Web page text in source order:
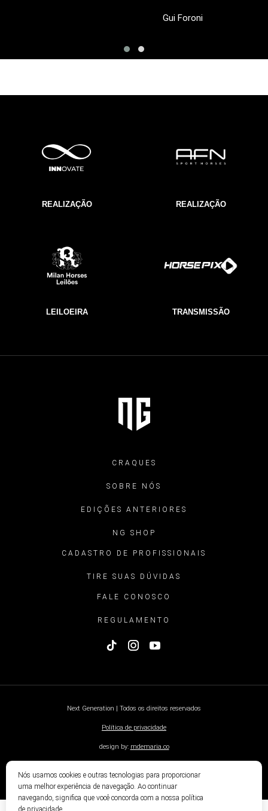
Gui Foroni
REALIZAÇÃO REALIZAÇÃO
LEILOEIRA TRANSMISSÃO
CRAQUES
SOBRE NÓS
EDIÇÕES ANTERIORES
NG SHOP
CADASTRO DE PROFISSIONAIS
TIRE SUAS DÚVIDAS
FALE CONOSCO
REGULAMENTO
Next Generation | Todos os direitos reservados
Política de privacidade
design by: mdemaria.co
Nós usamos cookies e outras tecnologias para proporcionar
uma melhor experiência de navegação. Ao continuar
navegando, significa que você concorda com a nossa política
de privacidade.